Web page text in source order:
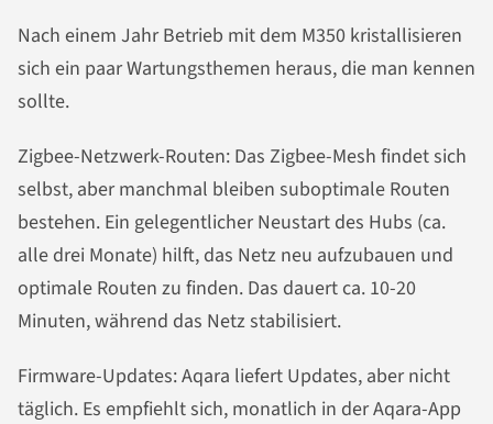
Nach einem Jahr Betrieb mit dem M350 kristallisieren
sich ein paar Wartungsthemen heraus, die man kennen
sollte.
Zigbee-Netzwerk-Routen: Das Zigbee-Mesh findet sich
selbst, aber manchmal bleiben suboptimale Routen
bestehen. Ein gelegentlicher Neustart des Hubs (ca.
alle drei Monate) hilft, das Netz neu aufzubauen und
optimale Routen zu finden. Das dauert ca. 10-20
Minuten, während das Netz stabilisiert.
Firmware-Updates: Aqara liefert Updates, aber nicht
täglich. Es empfiehlt sich, monatlich in der Aqara-App